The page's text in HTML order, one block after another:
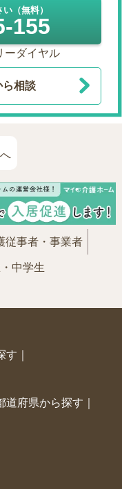
（無料）
155
ーダイヤル
ら相談
従事者・事業者
中学生
す
道府県から探す